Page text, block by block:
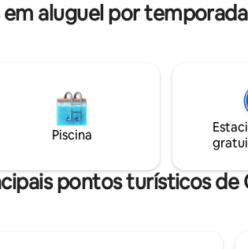
roupas
você! Há um sistema de auto check-in
alocado no local. Você
aluguel por
Piscina
pontos turísticos de